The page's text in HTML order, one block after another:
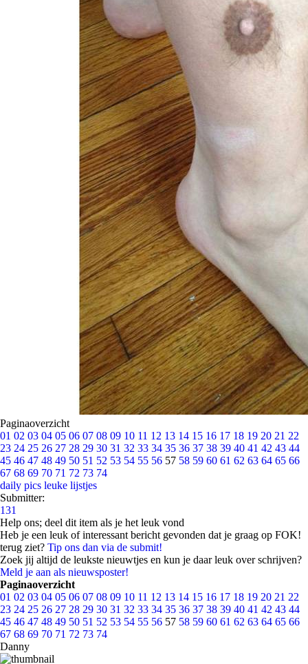
Paginaoverzicht
01 02 03 04 05 06 07 08 09 10 11 12 13 14 15 16 17 18 19 20 21 22
23 24 25 26 27 28 29 30 31 32 33 34 35 36 37 38 39 40 41 42 43 44
45 46 47 48 49 50 51 52 53 54 55 56 57 58 59 60 61 62 63 64 65 66
67 68 69 70 71 72 73 74
daily pics leuke lijstjes
Submitter:
131
Help ons; deel dit item als je het leuk vond
Heb je een leuk of interessant bericht gevonden dat je graag op FOK!
terug ziet? Tip ons dan via de submit!
Zoek jij altijd de leukste nieuwtjes en kun je daar leuk over schrijven?
Meld je aan als nieuwsposter!
Paginaoverzicht
01 02 03 04 05 06 07 08 09 10 11 12 13 14 15 16 17 18 19 20 21 22
23 24 25 26 27 28 29 30 31 32 33 34 35 36 37 38 39 40 41 42 43 44
45 46 47 48 49 50 51 52 53 54 55 56 57 58 59 60 61 62 63 64 65 66
67 68 69 70 71 72 73 74
Danny